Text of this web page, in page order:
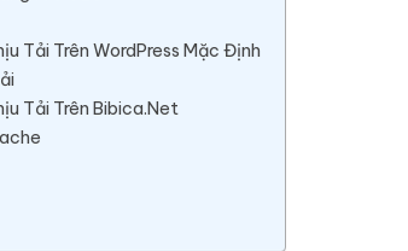
Tải Trên WordPress Mặc Định
Tải Trên Bibica.Net